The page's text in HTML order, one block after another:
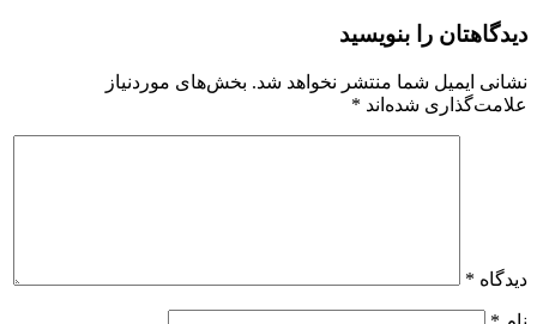
دیدگاهتان را بنویسید
نشانی ایمیل شما منتشر نخواهد شد. بخش‌های موردنیاز
علامت‌گذاری شده‌اند *
دیدگاه *